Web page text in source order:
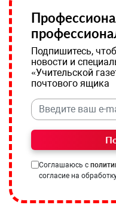
Подпишитесь,
новости и
«Учительской
почтового ящика
Соглашаюсь с
согласие на